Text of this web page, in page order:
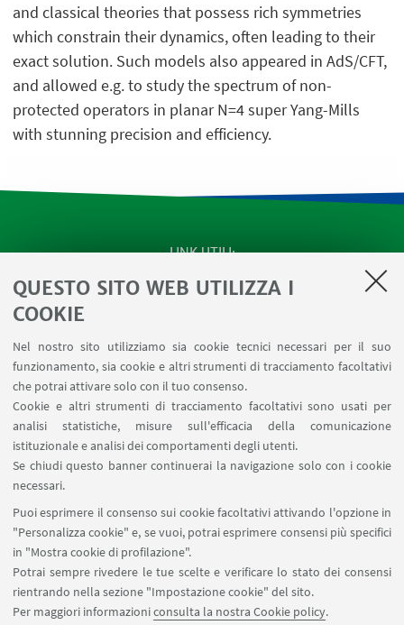
QUESTO SITO WEB UTILIZZA I
COOKIE
Nel nostro sito utilizziamo sia cookie tecnici necessari per il suo
funzionamento, sia cookie e altri strumenti di tracciamento facoltativi
che potrai attivare solo con il tuo consenso.
Cookie e altri strumenti di tracciamento facoltativi sono usati per
analisi statistiche, misure sull'efficacia della comunicazione
istituzionale e analisi dei comportamenti degli utenti.
Se chiudi questo banner continuerai la navigazione solo con i cookie
necessari.
Puoi esprimere il consenso sui cookie facoltativi attivando l'opzione in
"Personalizza cookie" e, se vuoi, potrai esprimere consensi più specifici
in "Mostra cookie di profilazione".
Potrai sempre rivedere le tue scelte e verificare lo stato dei consensi
rientrando nella sezione "Impostazione cookie" del sito.
Per maggiori informazioniconsulta la nostra Cookie policy.
and classical theories that possess rich symmetries
which constrain their dynamics, often leading to their
exact solution. Such models also appeared in AdS/CFT,
and allowed e.g. to study the spectrum of non-
protected operators in planar N=4 super Yang-Mills
with stunning precision and efficiency.
LINK UTILI
Apps
Prenotazione Sale
Carta dei Servizi
SEGUI IL DIPARTIMENTO SU:
SEGUI UNIBO SU:
APP: